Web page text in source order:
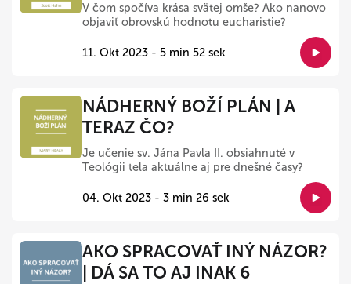
V čom spočíva krása svätej omše? Ako nanovo
objaviť obrovskú hodnotu eucharistie?
11. Okt 2023 - 5 min 52 sek
NÁDHERNÝ BOŽÍ PLÁN | A
TERAZ ČO?
Je učenie sv. Jána Pavla II. obsiahnuté v
Teológii tela aktuálne aj pre dnešné časy?
04. Okt 2023 - 3 min 26 sek
AKO SPRACOVAŤ INÝ NÁZOR?
| DÁ SA TO AJ INAK 6